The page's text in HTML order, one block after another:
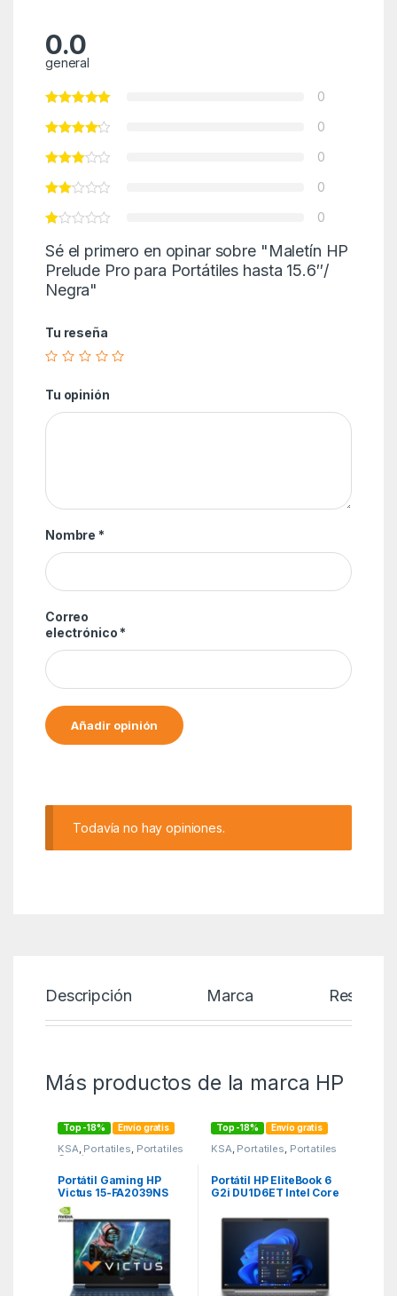
0.0
general
0
0
0
0
0
Sé el primero en opinar sobre "Maletín HP
Prelude Pro para Portátiles hasta 15.6″/
Negra"
Tu reseña
Tu opinión
Nombre *
Correo
electrónico *
Todavía no hay opiniones.
Descripción Marca Reseñas
Más productos de la marca HP
Top -18% Envío gratis
KSA, Portatiles, Portatiles
Gaming
Portátil Gaming HP
Victus 15-FA2039NS
Intel Core 7-240H/
16GB/ 1TB SSD/
GeForce RTX 5060/
15.6″/ Sin Sistema
Operativo
Top -18% Envío gratis
KSA, Portatiles, Portatiles
Portátil HP EliteBook 6
G2i DU1D6ET Intel Core
SSD/ 14″/ Win11 Pro